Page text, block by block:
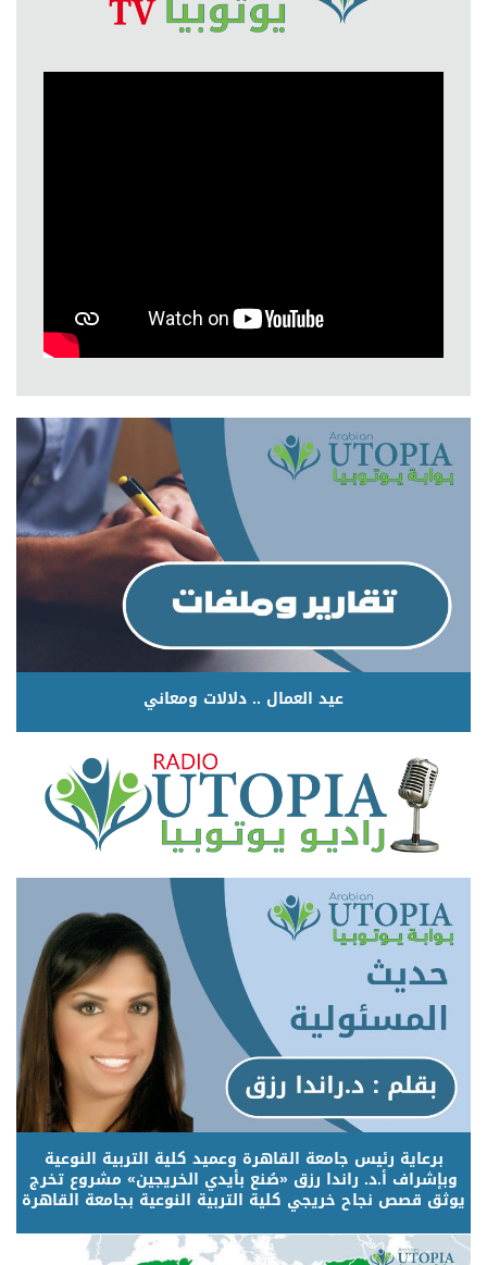
عيد العمال .. دلالات ومعاني
برعاية رئيس جامعة القاهرة وعميد كلية التربية النوعية
وبإشراف أ.د. راندا رزق «صُنع بأيدي الخريجين» مشروع تخرج
يوثق قصص نجاح خريجي كلية التربية النوعية بجامعة القاهرة